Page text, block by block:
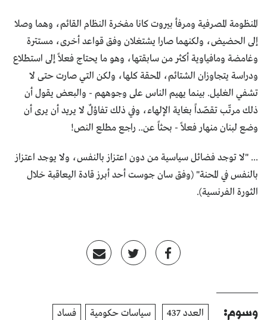
المنظومة المصرفية ومرفأ بيروت كانا مفخرة النظام القائم، وهما وصلا
إلى الحضيض، ولكنهما صارا يشتغلان وفق قواعد أخرى، مستترة
وغامضة ومافياوية أكثر من سابقتها، وهو ما يحتاج فعلاً إلى استطلاع
ودراسة يتجاوزان الشتائم، المحقة كلها، ولكن التي صارت حتى لا
تشفي الغليل. بينما يهيم الناس على وجوههم - والبعض يقول أن
ذلك مرتّب تقصّداً بغاية الإلهاء، وفي ذلك تفاؤلٌ لا يريد أن يرى أن
وضع لبنان منهار فعلاً - بحثاً عن.. راجع مطلع النص!
... "لا توجد فضائل سياسية من دون اعتزاز بالنفس، ولا يوجد اعتزاز
بالنفس في المحنة" (وفق سان جوست أحد أبرز قادة اليعاقبة خلال
الثورة الفرنسية).
وسوم: العدد 437 سياسات حكومية فساد